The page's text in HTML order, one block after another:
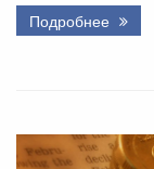
Подробнее